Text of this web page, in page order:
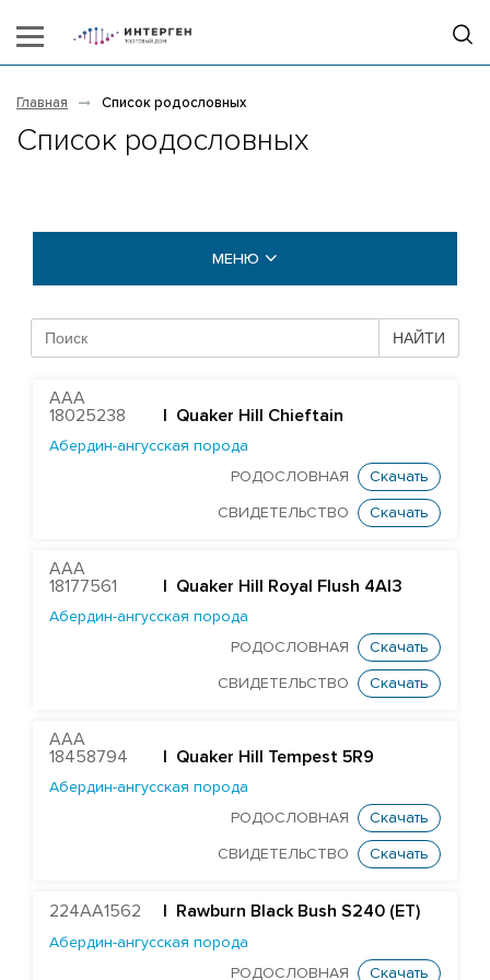
Главная Список родословных
Список родословных
МЕНЮ
Абердин-ангусская порода
ST Genomicpro Dealer-ET
Farnear-Tr Mega-Show-TW
Mr Mega-Dare 54596-ET
X DF Supersire Pledge-ET
X Redrock-View Klutch-ET
EDG Coin Reuben 25004-ET
KCCK Pet Adidas-Red-ET
ST Genomicpro Apollo-Ets
НАЙТИ
AAA
18025238
| Quaker Hill Chieftain
Абердин-ангусская порода
РОДОСЛОВНАЯ
Скачать
СВИДЕТЕЛЬСТВО Скачать
AAA
18177561
| Quaker Hill Royal Flush 4AI3
Абердин-ангусская порода
РОДОСЛОВНАЯ
Скачать
СВИДЕТЕЛЬСТВО Скачать
AAA
18458794
| Quaker Hill Tempest 5R9
Абердин-ангусская порода
РОДОСЛОВНАЯ
Скачать
СВИДЕТЕЛЬСТВО Скачать
224AA1562 | Rawburn Black Bush S240 (ET)
Абердин-ангусская порода
РОДОСЛОВНАЯ
Скачать